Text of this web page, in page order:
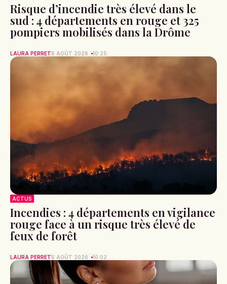
Risque d’incendie très élevé dans le
sud : 4 départements en rouge et 325
pompiers mobilisés dans la Drôme
LAURA PERRET6 AOÛT 2026 10:25
ACTUS
Incendies : 4 départements en vigilance
rouge face à un risque très élevé de
feux de forêt
LAURA PERRET6 AOÛT 2026 10:02